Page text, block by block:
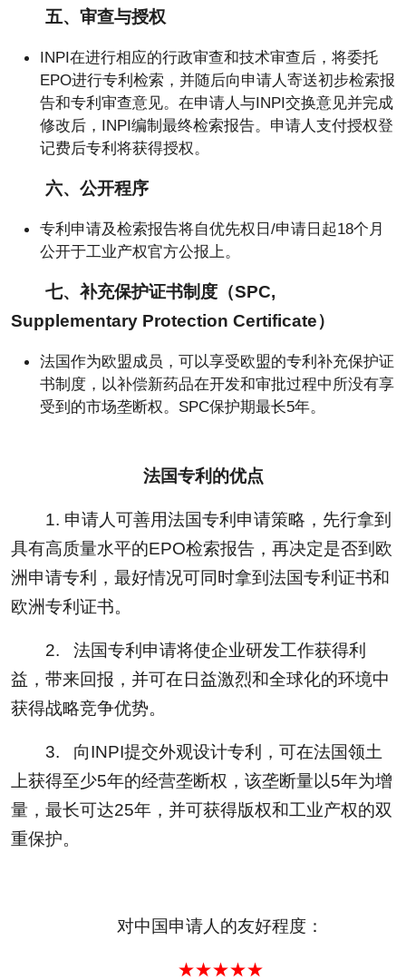
五、审查与授权
INPI在进行相应的行政审查和技术审查后，将委托
EPO进行专利检索，并随后向申请人寄送初步检索报
告和专利审查意见。在申请人与INPI交换意见并完成
修改后，INPI编制最终检索报告。申请人支付授权登
记费后专利将获得授权。
六、公开程序
专利申请及检索报告将自优先权日/申请日起18个月
公开于工业产权官方公报上。
七、补充保护证书制度（SPC,
Supplementary Protection Certificate）
法国作为欧盟成员，可以享受欧盟的专利补充保护证
书制度，以补偿新药品在开发和审批过程中所没有享
受到的市场垄断权。SPC保护期最长5年。
法国专利的优点
1. 申请人可善用法国专利申请策略，先行拿到
具有高质量水平的EPO检索报告，再决定是否到欧
洲申请专利，最好情况可同时拿到法国专利证书和
欧洲专利证书。
2. 法国专利申请将使企业研发工作获得利
益，带来回报，并可在日益激烈和全球化的环境中
获得战略竞争优势。
3. 向INPI提交外观设计专利，可在法国领土
上获得至少5年的经营垄断权，该垄断量以5年为增
量，最长可达25年，并可获得版权和工业产权的双
重保护。
对中国申请人的友好程度：
★★★★★